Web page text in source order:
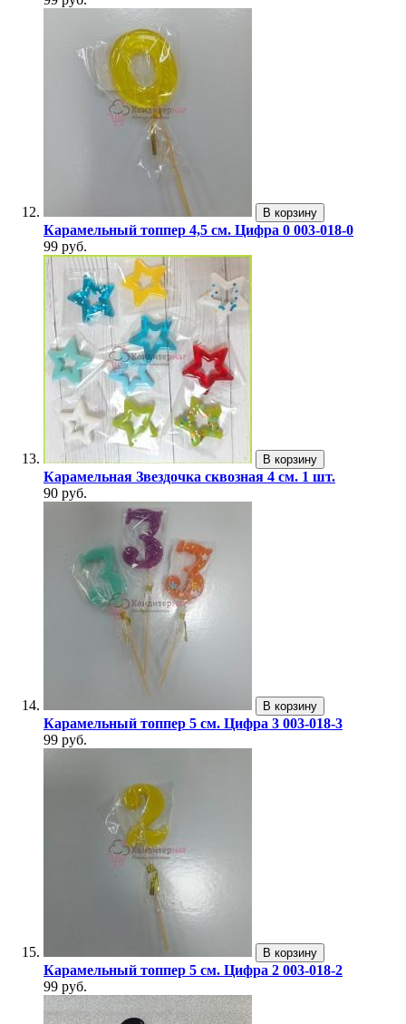
В корзину
Карамельный топпер 4,5 см. Цифра 0 003-018-0
99 руб.
В корзину
Карамельная Звездочка сквозная 4 см. 1 шт.
90 руб.
В корзину
Карамельный топпер 5 см. Цифра 3 003-018-3
99 руб.
В корзину
Карамельный топпер 5 см. Цифра 2 003-018-2
99 руб.